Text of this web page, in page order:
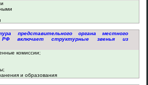
представительного органа местного
РФ включает структурные звенья из
комиссии;
и образования